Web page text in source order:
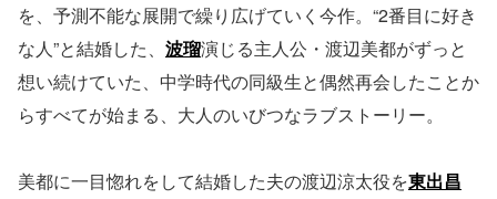
を、予測不能な展開で繰り広げていく今作。“2番目に好き
な人”と結婚した、 波瑠演じる主人公・渡辺美都がずっと
想い続けていた、中学時代の同級生と偶然再会したことか
らすべてが始まる、大人のいびつなラブストーリー。
美都に一目惚れをして結婚した夫の渡辺涼太役を東出昌